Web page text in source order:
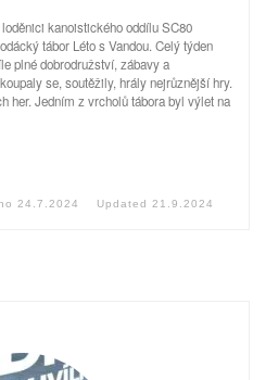
kanoistického oddílu SC80
tábor Léto s Vandou. Celý týden
plné dobrodružství, zábavy a
se, soutěžily, hrály nejrůznější hry.
her. Jedním z vrcholů tábora byl výlet na
24.7.2024 Updated 21.9.2024